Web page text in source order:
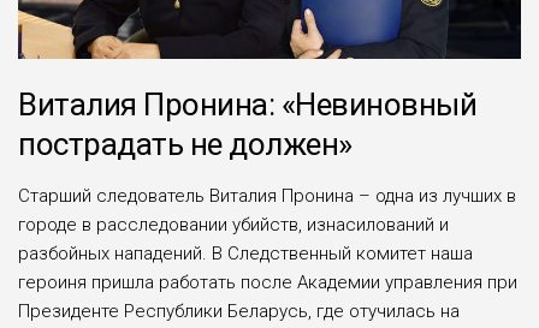
Виталия Пронина: «Невиновный
пострадать не должен»
Старший следователь Виталия Пронина – одна из лучших в
городе в расследовании убийств, изнасилований и
разбойных нападений. В Следственный комитет наша
героиня пришла работать после Академии управления при
Президенте Республики Беларусь, где отучилась на